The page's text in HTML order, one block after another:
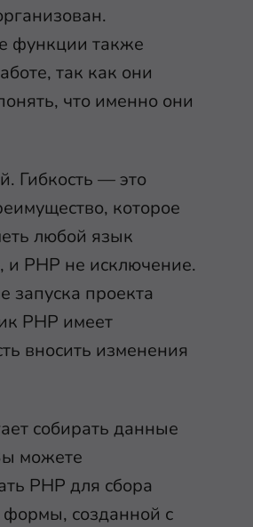
функции также
так как они
что именно они
Гибкость — это
которое
любой язык
и PHP не исключение.
запуска проекта
PHP имеет
вносить изменения
собирать данные
можете
PHP для сбора
созданной с